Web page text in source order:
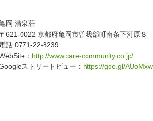
岡 清泉荘
〒621-0022 京都府亀岡市曽我部町南条下河原８
電話:0771-22-8239
： http://www.care-community.co.jp/
ストリートビュー： https://goo.gl/AUoMxw